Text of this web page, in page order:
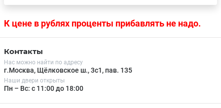
К цене в рублях проценты прибавлять не надо.
Контакты
Нас можно найти по адресу
г.Москва, Щёлковское ш., 3с1, пав. 135
Наши двери открыты
Пн – Вс: с 11:00 до 18:00